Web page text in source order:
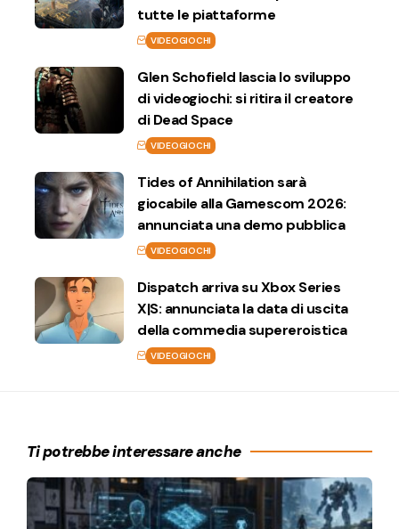
tutte le piattaforme
VIDEOGIOCHI
Glen Schofield lascia lo sviluppo
di videogiochi: si ritira il creatore
di Dead Space
VIDEOGIOCHI
Tides of Annihilation sarà
giocabile alla Gamescom 2026:
annunciata una demo pubblica
VIDEOGIOCHI
Dispatch arriva su Xbox Series
X|S: annunciata la data di uscita
della commedia supereroistica
VIDEOGIOCHI
Ti potrebbe interessare anche